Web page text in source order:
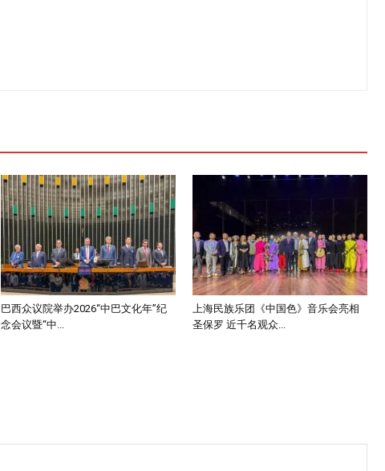
巴西众议院举办2026“中巴文化年”纪
念会议暨“中...
上海民族乐团《中国色》音乐会亮相
圣保罗 近千名观众...